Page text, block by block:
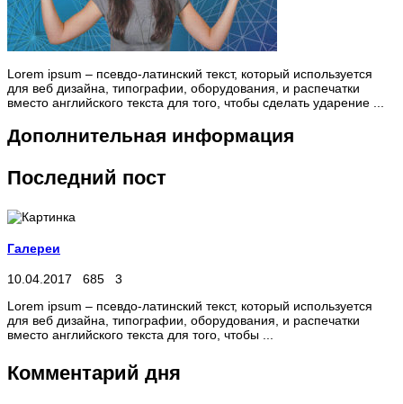
Lorem ipsum – псевдо-латинский текст, который используется
для веб дизайна, типографии, оборудования, и распечатки
вместо английского текста для того, чтобы сделать ударение ...
Дополнительная информация
Последний пост
Галереи
10.04.2017 685 3
Lorem ipsum – псевдо-латинский текст, который используется
для веб дизайна, типографии, оборудования, и распечатки
вместо английского текста для того, чтобы ...
Комментарий дня